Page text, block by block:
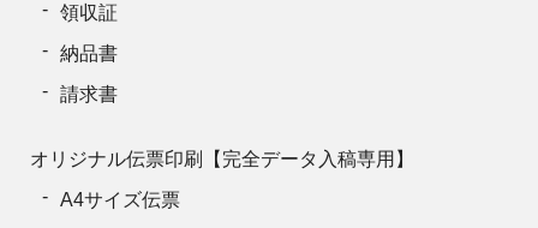
領収証
納品書
請求書
オリジナル伝票印刷【完全データ入稿専用】
A4サイズ伝票